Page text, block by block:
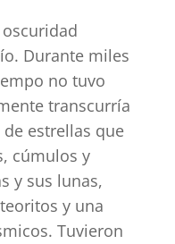
Durante miles
no tuvo
transcurría
estrellas que
cúmulos y
y sus lunas,
y una
Tuvieron